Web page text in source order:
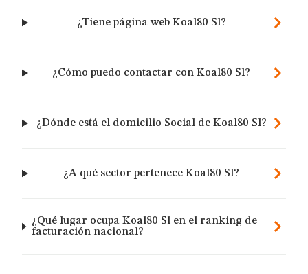
¿Tiene página web Koal80 Sl?
¿Cómo puedo contactar con Koal80 Sl?
¿Dónde está el domicilio Social de Koal80 Sl?
¿A qué sector pertenece Koal80 Sl?
¿Qué lugar ocupa Koal80 Sl en el ranking de
facturación nacional?